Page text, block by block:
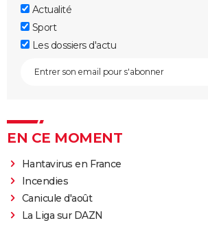
Actualité
Sport
Les dossiers d'actu
EN CE MOMENT
Hantavirus en France
Incendies
Canicule d'août
La Liga sur DAZN